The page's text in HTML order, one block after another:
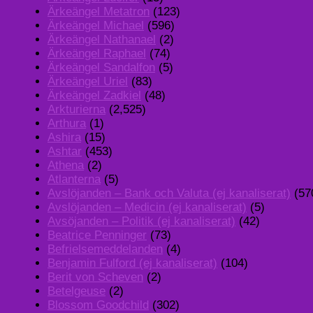
Ärkeängel Metatron (123)
Ärkeängel Michael (596)
Ärkeängel Nathanael (2)
Ärkeängel Raphael (74)
Ärkeängel Sandalfon (5)
Ärkeängel Uriel (83)
Ärkeängel Zadkiel (48)
Arkturierna (2,525)
Arthura (1)
Ashira (15)
Ashtar (453)
Athena (2)
Atlanterna (5)
Avslöjanden – Bank och Valuta (ej kanaliserat)
Avslöjanden – Medicin (ej kanaliserat) (5)
Avsöjanden – Politik (ej kanaliserat) (42)
Beatrice Penninger (73)
Befrielsemeddelanden (4)
Benjamin Fulford (ej kanaliserat) (104)
Berit von Scheven (2)
Betelgeuse (2)
Blossom Goodchild (302)